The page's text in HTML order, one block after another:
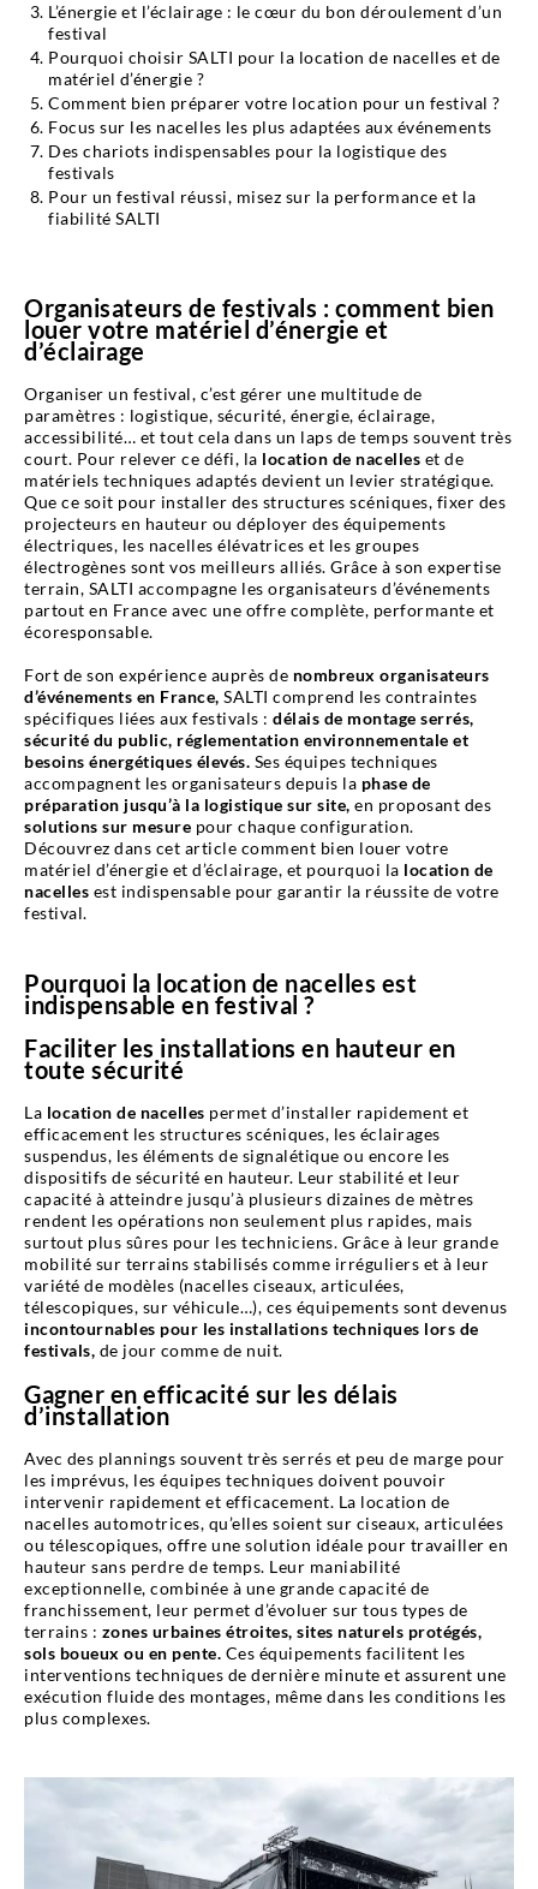
L’énergie et l’éclairage : le cœur du bon déroulement d’un
festival
Pourquoi choisir SALTI pour la location de nacelles et de
matériel d’énergie ?
Comment bien préparer votre location pour un festival ?
Focus sur les nacelles les plus adaptées aux événements
Des chariots indispensables pour la logistique des
festivals
Pour un festival réussi, misez sur la performance et la
fiabilité SALTI
Organisateurs de festivals : comment bien
louer votre matériel d’énergie et
d’éclairage
Organiser un festival, c’est gérer une multitude de
paramètres : logistique, sécurité, énergie, éclairage,
accessibilité… et tout cela dans un laps de temps souvent très
court. Pour relever ce défi, la location de nacelles et de
matériels techniques adaptés devient un levier stratégique.
Que ce soit pour installer des structures scéniques, fixer des
projecteurs en hauteur ou déployer des équipements
électriques, les nacelles élévatrices et les groupes
électrogènes sont vos meilleurs alliés. Grâce à son expertise
terrain, SALTI accompagne les organisateurs d’événements
partout en France avec une offre complète, performante et
écoresponsable.
Fort de son expérience auprès de nombreux organisateurs
d’événements en France, SALTI comprend les contraintes
spécifiques liées aux festivals : délais de montage serrés,
sécurité du public, réglementation environnementale et
besoins énergétiques élevés. Ses équipes techniques
accompagnent les organisateurs depuis la phase de
préparation jusqu’à la logistique sur site, en proposant des
solutions sur mesure pour chaque configuration.
Découvrez dans cet article comment bien louer votre
matériel d’énergie et d’éclairage, et pourquoi la location de
nacelles est indispensable pour garantir la réussite de votre
festival.
Pourquoi la location de nacelles est
indispensable en festival ?
Faciliter les installations en hauteur en
toute sécurité
La location de nacelles permet d’installer rapidement et
efficacement les structures scéniques, les éclairages
suspendus, les éléments de signalétique ou encore les
dispositifs de sécurité en hauteur. Leur stabilité et leur
capacité à atteindre jusqu’à plusieurs dizaines de mètres
rendent les opérations non seulement plus rapides, mais
surtout plus sûres pour les techniciens. Grâce à leur grande
mobilité sur terrains stabilisés comme irréguliers et à leur
variété de modèles (nacelles ciseaux, articulées,
télescopiques, sur véhicule…), ces équipements sont devenus
incontournables pour les installations techniques lors de
festivals, de jour comme de nuit.
Gagner en efficacité sur les délais
d’installation
Avec des plannings souvent très serrés et peu de marge pour
les imprévus, les équipes techniques doivent pouvoir
intervenir rapidement et efficacement. La location de
nacelles automotrices, qu’elles soient sur ciseaux, articulées
ou télescopiques, offre une solution idéale pour travailler en
hauteur sans perdre de temps. Leur maniabilité
exceptionnelle, combinée à une grande capacité de
franchissement, leur permet d’évoluer sur tous types de
terrains : zones urbaines étroites, sites naturels protégés,
sols boueux ou en pente. Ces équipements facilitent les
interventions techniques de dernière minute et assurent une
exécution fluide des montages, même dans les conditions les
plus complexes.